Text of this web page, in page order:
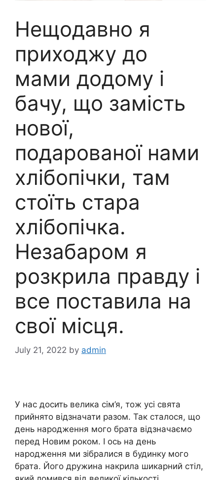
Нещодавно я
приходжу до
мами додому і
бачу, що замість
нової,
подарованої нами
хлібопічки, там
стоїть стара
хлібопічка.
Незабаром я
розкрила правду і
все поставила на
свої місця.
July 21, 2022 by admin
У нас досить велика сім’я, тож усі свята
прийнято відзначати разом. Так сталося, що
день народження мого брата відзначаємо
перед Новим роком. І ось на день
народження ми зібралися в будинку мого
брата. Його дружина накрила шикарний стіл,